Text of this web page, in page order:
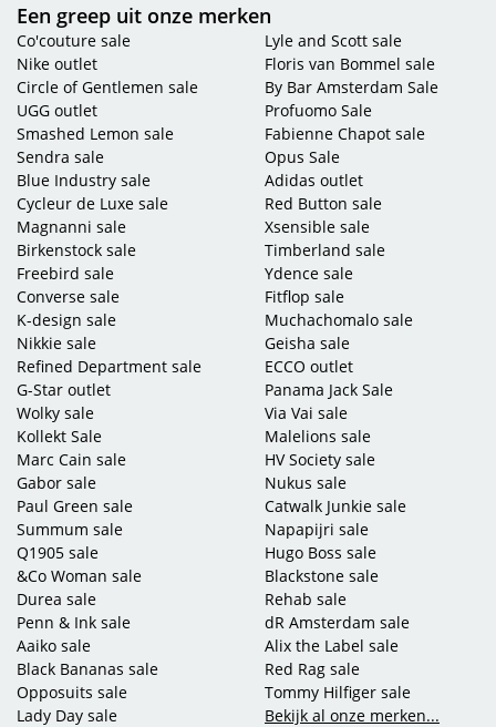
Een greep uit onze merken
Co'couture sale
Nike outlet
Circle of Gentlemen sale
UGG outlet
Smashed Lemon sale
Sendra sale
Blue Industry sale
Cycleur de Luxe sale
Magnanni sale
Birkenstock sale
Freebird sale
Converse sale
K-design sale
Nikkie sale
Refined Department sale
Lyle and Scott sale
Floris van Bommel sale
By Bar Amsterdam Sale
Profuomo Sale
Fabienne Chapot sale
Opus Sale
Adidas outlet
Red Button sale
Xsensible sale
Timberland sale
Ydence sale
Fitflop sale
Muchachomalo sale
Geisha sale
ECCO outlet
G-Star outlet
Wolky sale
Kollekt Sale
Marc Cain sale
Gabor sale
Paul Green sale
Summum sale
Q1905 sale
&Co Woman sale
Durea sale
Penn & Ink sale
Aaiko sale
Black Bananas sale
Opposuits sale
Lady Day sale
Panama Jack Sale
Via Vai sale
Malelions sale
HV Society sale
Nukus sale
Catwalk Junkie sale
Napapijri sale
Hugo Boss sale
Blackstone sale
Rehab sale
dR Amsterdam sale
Alix the Label sale
Red Rag sale
Tommy Hilfiger sale
Bekijk al onze merken...